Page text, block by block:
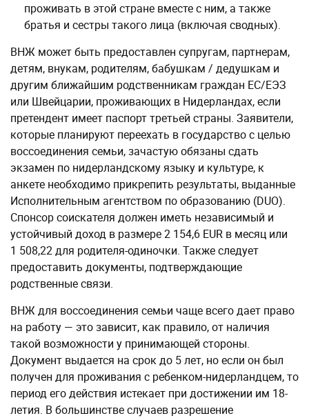
проживать в этой стране вместе с ним, а также
братья и сестры такого лица (включая сводных).
ВНЖ может быть предоставлен супругам, партнерам,
детям, внукам, родителям, бабушкам / дедушкам и
другим ближайшим родственникам граждан ЕС/ЕЭЗ
или Швейцарии, проживающих в Нидерландах, если
претендент имеет паспорт третьей страны. Заявители,
которые планируют переехать в государство с целью
воссоединения семьи, зачастую обязаны сдать
экзамен по нидерландскому языку и культуре, к
анкете необходимо прикрепить результаты, выданные
Исполнительным агентством по образованию (DUO).
Спонсор соискателя должен иметь независимый и
устойчивый доход в размере 2 154,6 EUR в месяц или
1 508,22 для родителя-одиночки. Также следует
предоставить документы, подтверждающие
родственные связи.
ВНЖ для воссоединения семьи чаще всего дает право
на работу — это зависит, как правило, от наличия
такой возможности у принимающей стороны.
Документ выдается на срок до 5 лет, но если он был
получен для проживания с ребенком-нидерландцем, то
период его действия истекает при достижении им 18-
летия. В большинстве случаев разрешение